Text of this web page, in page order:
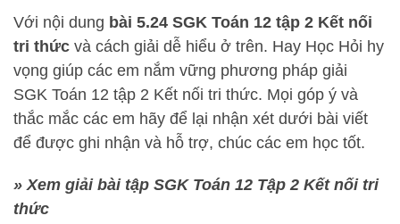
Với nội dung bài 5.24 SGK Toán 12 tập 2 Kết nối
tri thức và cách giải dễ hiểu ở trên. Hay Học Hỏi hy
vọng giúp các em nắm vững phương pháp giải
SGK Toán 12 tập 2 Kết nối tri thức. Mọi góp ý và
thắc mắc các em hãy để lại nhận xét dưới bài viết
để được ghi nhận và hỗ trợ, chúc các em học tốt.
» Xem giải bài tập SGK Toán 12 Tập 2 Kết nối tri
thức